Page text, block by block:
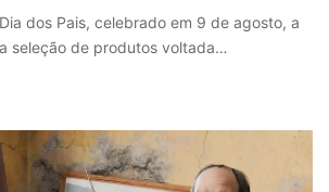
dos Pais, celebrado em 9 de agosto, a
seleção de produtos voltada…